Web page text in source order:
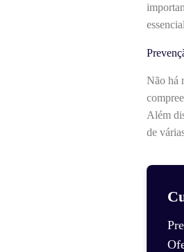
Não há
Além
de